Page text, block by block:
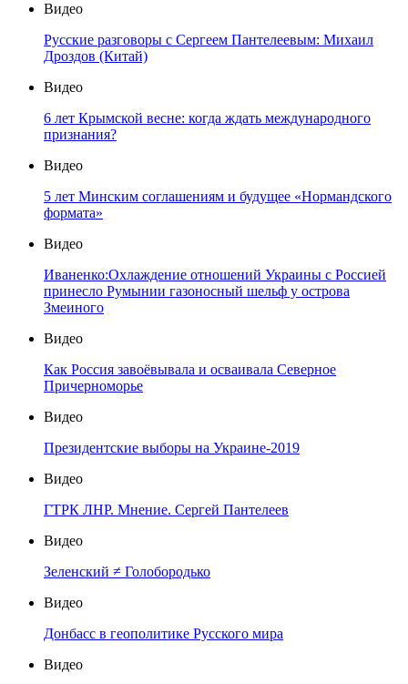
Видео
Русские разговоры с Сергеем Пантелеевым: Михаил
Дроздов (Китай)
Видео
6 лет Крымской весне: когда ждать международного
признания?
Видео
5 лет Минским соглашениям и будущее «Нормандского
формата»
Видео
Иваненко:Охлаждение отношений Украины с Россией
принесло Румынии газоносный шельф у острова
Змеиного
Видео
Как Россия завоёвывала и осваивала Северное
Причерноморье
Видео
Президентские выборы на Украине-2019
Видео
ГТРК ЛНР. Мнение. Сергей Пантелеев
Видео
Зеленский ≠ Голобородько
Видео
Донбасс в геополитике Русского мира
Видео